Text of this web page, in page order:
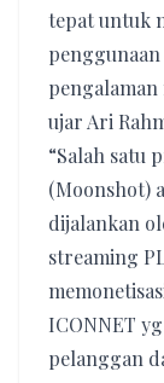
tepat untuk
ujar Ari
“Salah satu
(Moonshot)
dijalankan
streaming
ICONNET
pelanggan